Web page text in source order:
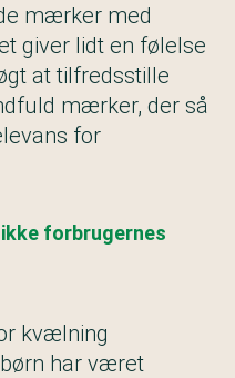
mærker med
giver lidt en følelse
at tilfredsstille
mærker, der så
for
forbrugernes
kvælning
har været